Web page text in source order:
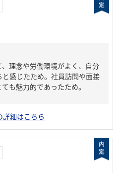
理念や労働環境がよく、自分
感じたため。社員訪問や面接
も魅力的であったため。
詳細はこちら